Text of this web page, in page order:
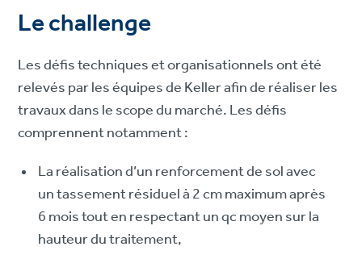
Le challenge
Les défis techniques et organisationnels ont été
relevés par les équipes de Keller afin de réaliser les
travaux dans le scope du marché. Les défis
comprennent notamment :
La réalisation d’un renforcement de sol avec
un tassement résiduel à 2 cm maximum après
6 mois tout en respectant un qc moyen sur la
hauteur du traitement,